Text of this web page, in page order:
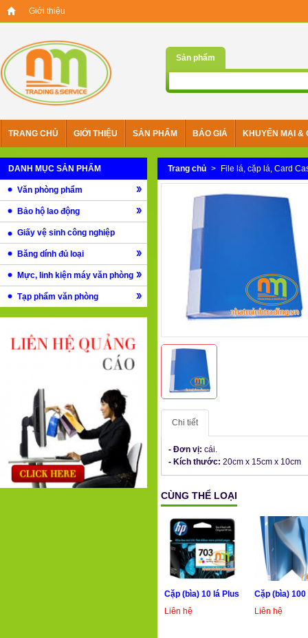
Giới thiệu
Sản phẩm
TRANG CHỦ GIỚI THIỆU SẢN PHẨM BÁO GIÁ KHUYẾN MẠI &
DANH MỤC SẢN PHẨM
Văn phòng phẩm
Bảo hộ lao động
Giấy vệ sinh công nghiệp
Băng dính đủ loại
Mực, linh kiện máy văn phòng
Tạp phẩm văn phòng
Trang chủ > File lá, cặp lá, Card
Chi tiết
- Đơn vị: cái.
- Kích thước: 20cm x 15cm x 10cm
CÙNG THỂ LOẠI
Cặp (bìa) 10 lá Plus
Liên hệ
Cặp (bìa) 100
Liên hệ